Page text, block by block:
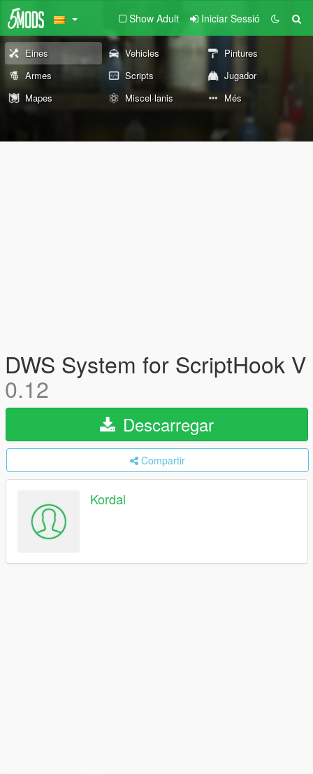
Show Adult Iniciar Sessió
Eines Vehicles
Pintures
Armes
Scripts
Jugador
Mapes
Miscel·lanis Més
DWS System for ScriptHook V
0.12
Descarregar
Compartir
Kordal